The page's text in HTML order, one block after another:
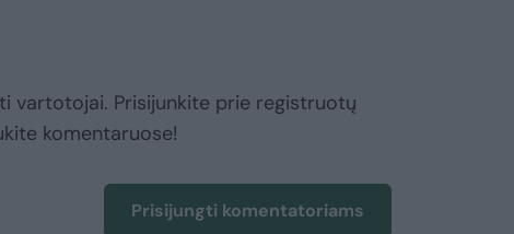
vartotojai. Prisijunkite prie registruotų
komentaruose!
Prisijungti komentatoriams